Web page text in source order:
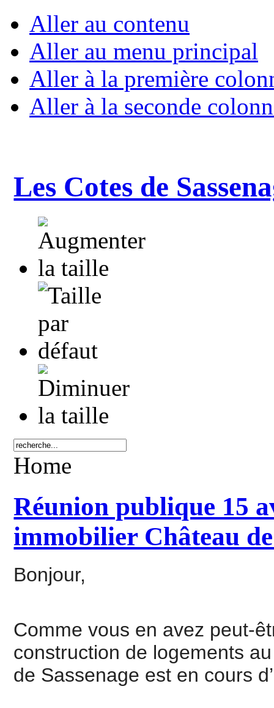
Aller au contenu
Aller au menu principal
Aller à la première
Aller à la seconde
Les Cotes de
Home
Réunion publique 15
immobilier Château
Bonjour,
Comme vous en avez peut-
construction de logements
de Sassenage est en cours